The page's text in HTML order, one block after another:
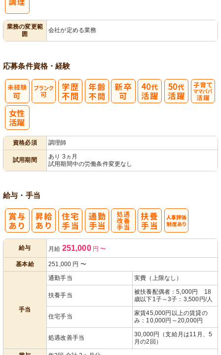
業務の変更範
囲
会社が定める業務
応募条件資格・経験
資格必須 調理師
試用期間
あり 3ヵ月
試用期間中の労働条件変更なし
給与・手当
給与 月給 251,000円〜
基本給 251,000 円 〜
手当
通勤手当 実費（上限なし）
扶養手当
被扶養配偶者：5,000円 18
歳以下1子～3子：3,500円/人
住宅手当
家賃45,000円以上の賃貸の
み：10,000円～20,000円
処遇改善手当
30,000円（支給月は11月、5
月の2回）